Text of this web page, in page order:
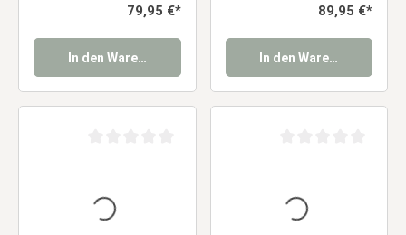
Regulärer Preis:
79,95 €*
In den Warenkorb
Regulärer Preis:
89,95 €*
In den Warenkorb